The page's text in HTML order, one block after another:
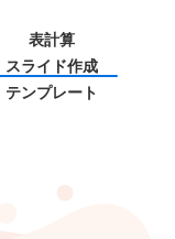
表計算
スライド作成
テンプレート